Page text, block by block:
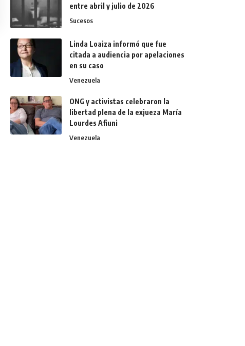
entre abril y julio de 2026
Sucesos
Linda Loaiza informó que fue
citada a audiencia por apelaciones
en su caso
Venezuela
ONG y activistas celebraron la
libertad plena de la exjueza María
Lourdes Afiuni
Venezuela